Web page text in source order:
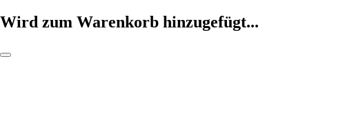
Wird zum Warenkorb hinzugefügt...